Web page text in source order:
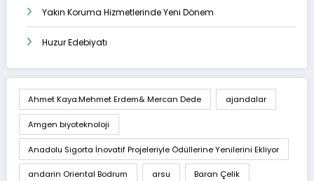
Yakın Koruma Hizmetlerinde Yeni Dönem
Huzur Edebiyatı
Ahmet Kaya:Mehmet Erdem& Mercan Dede ajandalar
Amgen biyoteknoloji
Anadolu Sigorta İnovatif Projeleriyle Ödüllerine Yenilerini Ekliyor
andarin Oriental Bodrum arsu Baran Çelik